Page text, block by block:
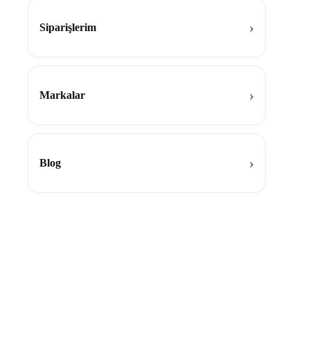
Siparişlerim
Markalar
Blog